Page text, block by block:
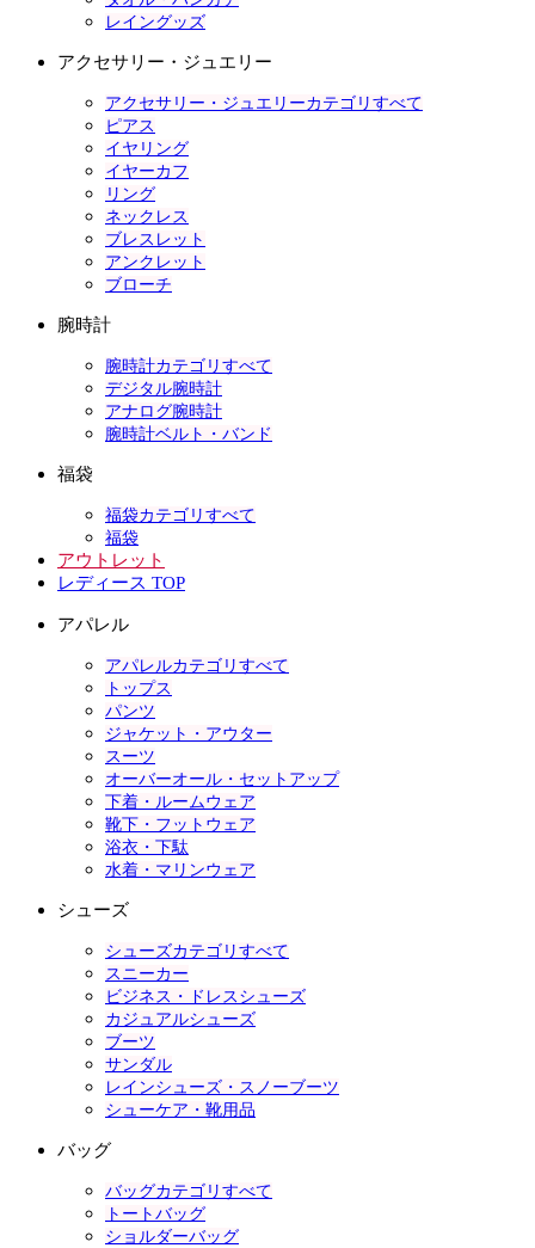
レイングッズ
アクセサリー・ジュエリー
アクセサリー・ジュエリーカテゴリすべて
ピアス
イヤリング
イヤーカフ
リング
ネックレス
ブレスレット
アンクレット
ブローチ
腕時計
腕時計カテゴリすべて
デジタル腕時計
アナログ腕時計
腕時計ベルト・バンド
福袋
福袋カテゴリすべて
福袋
アウトレット
レディース TOP
アパレル
アパレルカテゴリすべて
トップス
パンツ
ジャケット・アウター
スーツ
オーバーオール・セットアップ
下着・ルームウェア
靴下・フットウェア
浴衣・下駄
水着・マリンウェア
シューズ
シューズカテゴリすべて
スニーカー
ビジネス・ドレスシューズ
カジュアルシューズ
ブーツ
サンダル
レインシューズ・スノーブーツ
シューケア・靴用品
バッグ
バッグカテゴリすべて
トートバッグ
ショルダーバッグ